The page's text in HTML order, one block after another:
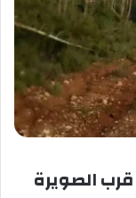
الصويرة